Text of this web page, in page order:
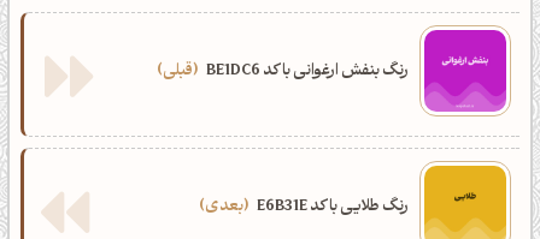
رنگ بنفش ارغوانی با کد BE1DC6 قبلی
رنگ طلایی با کد E6B31E بعدی